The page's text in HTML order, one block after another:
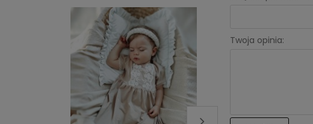
Twoja opinia: